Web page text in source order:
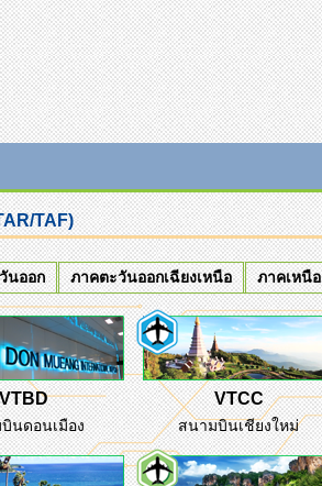
TAF)
นออก ภาคตะวันออกเฉียงเหนือ ภาคเหนือ
VTCC
นดอนเมือง สนามบินเชียงใหม่